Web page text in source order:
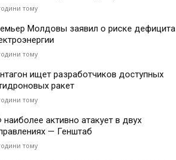
тому
Молдовы заявил о риске дефицита
тому
ищет разработчиков доступных
ракет
тому
активно атакует в двух
— Генштаб
тому